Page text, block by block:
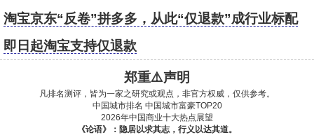
淘宝京东“反卷”拼多多，从此“仅退款”成行业标配
即日起淘宝支持仅退款
郑重⚠️声明
凡排名测评，皆为一家之研究或观点，非官方权威，仅供参考。
中国城市排名 中国城市富豪TOP20
2026年中国商业十大热点展望
《论语》：隐居以求其志，行义以达其道。